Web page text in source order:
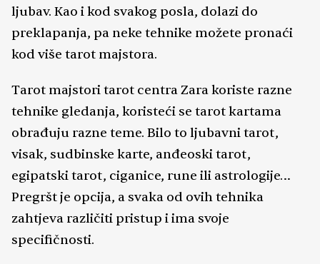
ljubav. Kao i kod svakog posla, dolazi do
preklapanja, pa neke tehnike možete pronaći
kod više tarot majstora.
Tarot majstori tarot centra Zara koriste razne
tehnike gledanja, koristeći se tarot kartama
obrađuju razne teme. Bilo to ljubavni tarot,
visak, sudbinske karte, anđeoski tarot,
egipatski tarot, ciganice, rune ili astrologije…
Pregršt je opcija, a svaka od ovih tehnika
zahtjeva različiti pristup i ima svoje
specifičnosti.